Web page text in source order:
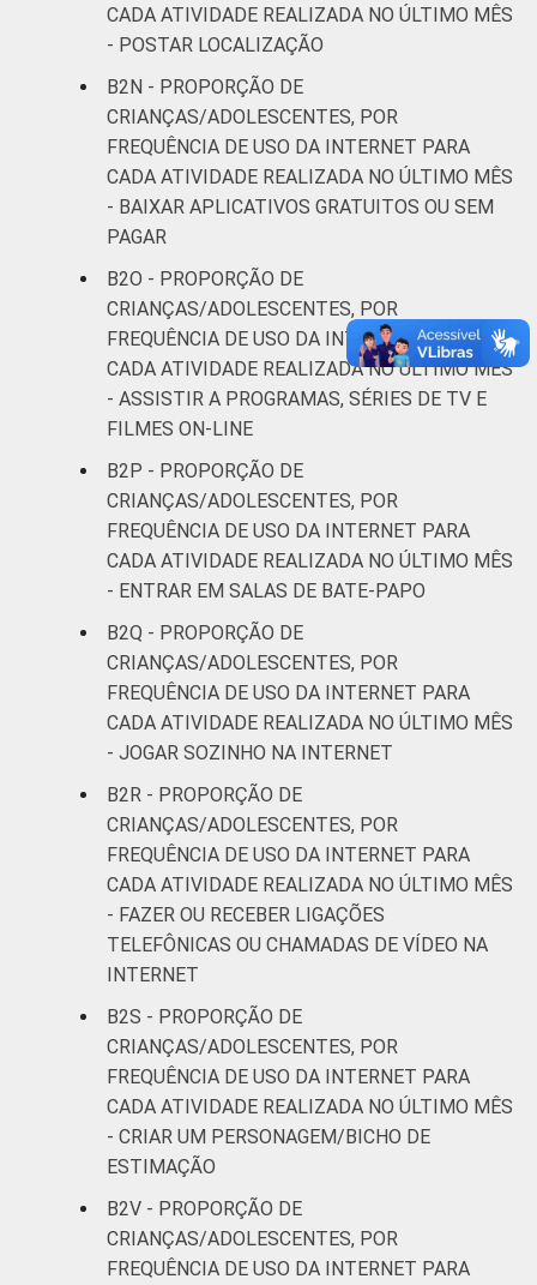
CADA ATIVIDADE REALIZADA NO ÚLTIMO MÊS
- POSTAR LOCALIZAÇÃO
B2N - PROPORÇÃO DE
CRIANÇAS/ADOLESCENTES, POR
FREQUÊNCIA DE USO DA INTERNET PARA
CADA ATIVIDADE REALIZADA NO ÚLTIMO MÊS
- BAIXAR APLICATIVOS GRATUITOS OU SEM
PAGAR
B2O - PROPORÇÃO DE
CRIANÇAS/ADOLESCENTES, POR
FREQUÊNCIA DE USO DA INTERNET PARA
CADA ATIVIDADE REALIZADA NO ÚLTIMO MÊS
- ASSISTIR A PROGRAMAS, SÉRIES DE TV E
FILMES ON-LINE
B2P - PROPORÇÃO DE
CRIANÇAS/ADOLESCENTES, POR
FREQUÊNCIA DE USO DA INTERNET PARA
CADA ATIVIDADE REALIZADA NO ÚLTIMO MÊS
- ENTRAR EM SALAS DE BATE-PAPO
B2Q - PROPORÇÃO DE
CRIANÇAS/ADOLESCENTES, POR
FREQUÊNCIA DE USO DA INTERNET PARA
CADA ATIVIDADE REALIZADA NO ÚLTIMO MÊS
- JOGAR SOZINHO NA INTERNET
B2R - PROPORÇÃO DE
CRIANÇAS/ADOLESCENTES, POR
FREQUÊNCIA DE USO DA INTERNET PARA
CADA ATIVIDADE REALIZADA NO ÚLTIMO MÊS
- FAZER OU RECEBER LIGAÇÕES
TELEFÔNICAS OU CHAMADAS DE VÍDEO NA
INTERNET
B2S - PROPORÇÃO DE
CRIANÇAS/ADOLESCENTES, POR
FREQUÊNCIA DE USO DA INTERNET PARA
CADA ATIVIDADE REALIZADA NO ÚLTIMO MÊS
- CRIAR UM PERSONAGEM/BICHO DE
ESTIMAÇÃO
B2V - PROPORÇÃO DE
CRIANÇAS/ADOLESCENTES, POR
FREQUÊNCIA DE USO DA INTERNET PARA